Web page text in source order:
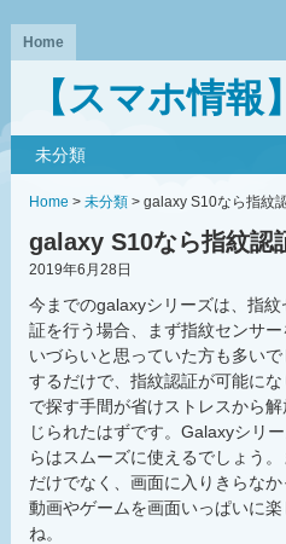
Home
【スマホ情
未分類
Home > 未分類 > galaxy S10なら指紋
galaxy S10なら指紋認
2019年6月28日
今までのgalaxyシリーズは、指
証を行う場合、まず指紋センサ
いづらいと思っていた方も多い
するだけで、指紋認証が可能に
で探す手間が省けストレスから
じられたはずです。Galaxyシリ
らはスムーズに使えるでしょう
だけでなく、画面に入りきらな
動画やゲームを画面いっぱいに
ね。